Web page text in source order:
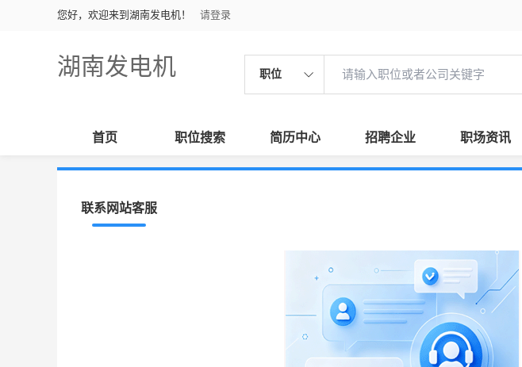
您好，欢迎来到湖南发电机！ 请登录
湖南发电机 职位
首页 职位搜索 简历中心 招聘企业 职场资讯
联系网站客服